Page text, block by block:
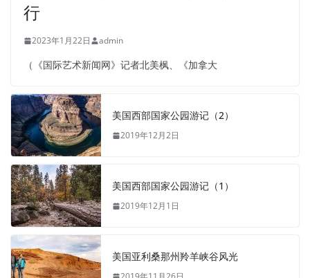
行
2023年1月22日 admin
（《国际艺术新闻网》记者北美枫、《加拿大
美国西部国家公园游记（2）
2019年12月2日
美国西部国家公园游记（1）
2019年12月1日
美国亚利桑那州羚羊峡谷风光